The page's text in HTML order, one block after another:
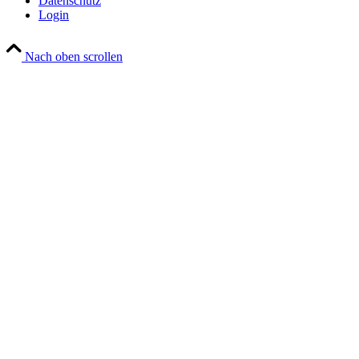
Login
Nach oben scrollen